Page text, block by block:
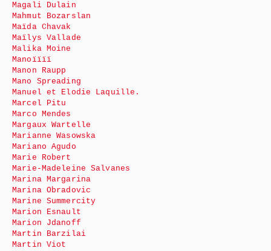
Magali Dulain
Mahmut Bozarslan
Maïda Chavak
Maïlys Vallade
Malika Moine
Manoïïïï
Manon Raupp
Mano Spreading
Manuel et Elodie Laquille.
Marcel Pitu
Marco Mendes
Margaux Wartelle
Marianne Wasowska
Mariano Agudo
Marie Robert
Marie-Madeleine Salvanes
Marina Margarina
Marina Obradovic
Marine Summercity
Marion Esnault
Marion Jdanoff
Martin Barzilai
Martin Viot